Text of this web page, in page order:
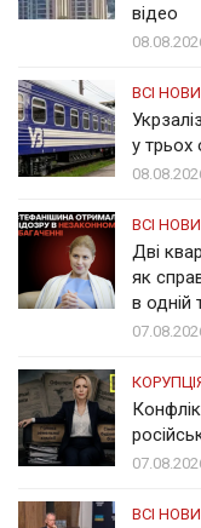
відео
ВСІ
у трьох
ВСІ
Дві
як
в одній
ВСІ